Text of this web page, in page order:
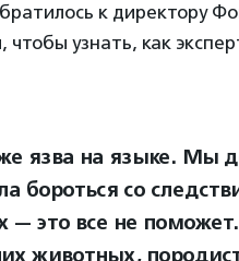
к директору
, чтобы узнать, как
язва на языке. Мы
бороться со
— это все не
животных,